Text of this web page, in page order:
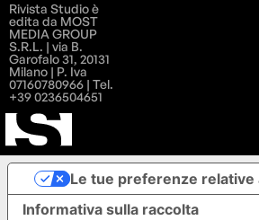
Rivista Studio è
edita da MOST
MEDIA GROUP
S.R.L. | via B.
Garofalo 31, 20131
Milano | P. Iva
07160780966 | Tel.
+39 0236504651
Informativa sulla raccolta
Le tue preferenze relative